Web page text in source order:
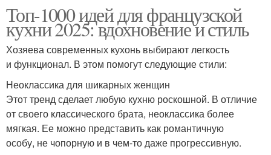
Топ-1000 идей для французской
кухни 2025: вдохновение и стиль
Хозяева современных кухонь выбирают легкость
и функционал. В этом помогут следующие стили:
Неоклассика для шикарных женщин
Этот тренд сделает любую кухню роскошной. В отличие
от своего классического брата, неоклассика более
мягкая. Ее можно представить как романтичную
особу, не чопорную и в чем-то даже прогрессивную.